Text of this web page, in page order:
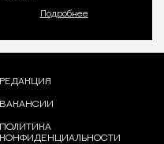
Подробнее
РЕДАКЦИЯ
ВАКАНСИИ
ПОЛИТИКА
КОНФИДЕНЦИАЛЬНОСТИ